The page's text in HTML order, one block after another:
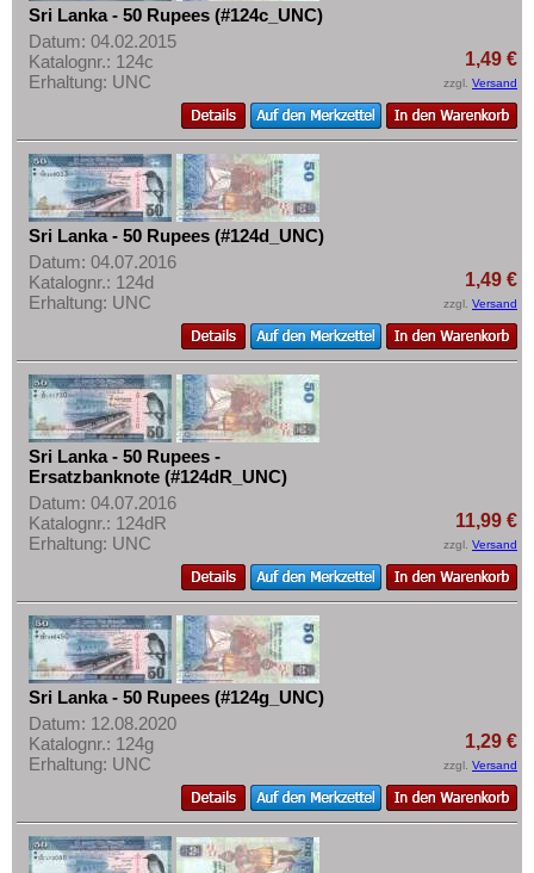
Privatsphäre und Datenschutz
Widerrufsbelehrung
Liefer- und Versandkosten
Impressum
Sri Lanka - 50 Rupees (#124c_UNC)
Datum: 04.02.2015
Katalognr.: 124c
Erhaltung: UNC
1,49 €
zzgl. Versand
Sri Lanka - 50 Rupees (#124d_UNC)
Datum: 04.07.2016
Katalognr.: 124d
Erhaltung: UNC
1,49 €
zzgl. Versand
Sri Lanka - 50 Rupees -
Ersatzbanknote (#124dR_UNC)
Datum: 04.07.2016
Katalognr.: 124dR
Erhaltung: UNC
11,99 €
zzgl. Versand
Sri Lanka - 50 Rupees (#124g_UNC)
Datum: 12.08.2020
Katalognr.: 124g
Erhaltung: UNC
1,29 €
zzgl. Versand